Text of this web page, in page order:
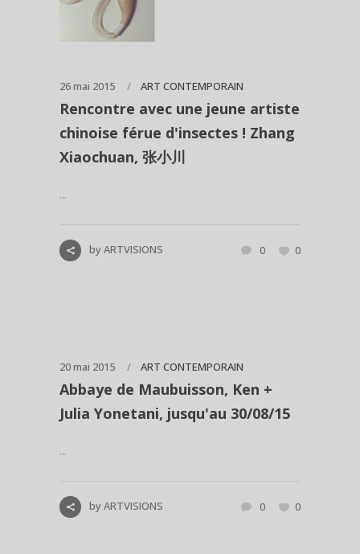
26 mai 2015 ART CONTEMPORAIN
Rencontre avec une jeune artiste
chinoise férue d'insectes ! Zhang
Xiaochuan, 张小川
...
byARTVISIONS 0 0
20 mai 2015 ART CONTEMPORAIN
Abbaye de Maubuisson, Ken +
Julia Yonetani, jusqu'au 30/08/15
...
byARTVISIONS 0 0